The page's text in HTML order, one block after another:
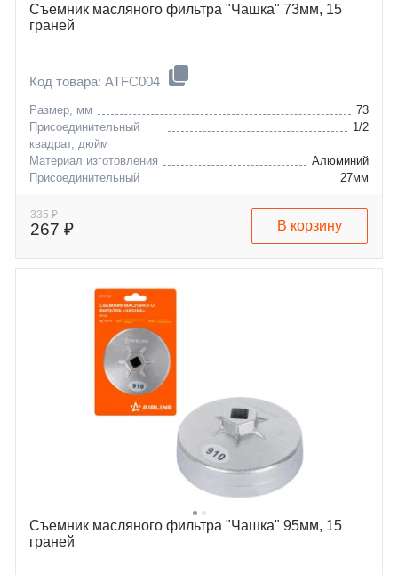
Съемник масляного фильтра "Чашка" 73мм, 15
граней
Код товара: ATFC004
Размер, мм
73
Присоединительный
квадрат, дюйм
1/2
Материал изготовления
Алюминий
Присоединительный
27мм
335 ₽
267 ₽ В корзину
Съемник масляного фильтра "Чашка" 95мм, 15
граней